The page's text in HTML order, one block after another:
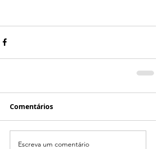
Comentários
Escreva um comentário